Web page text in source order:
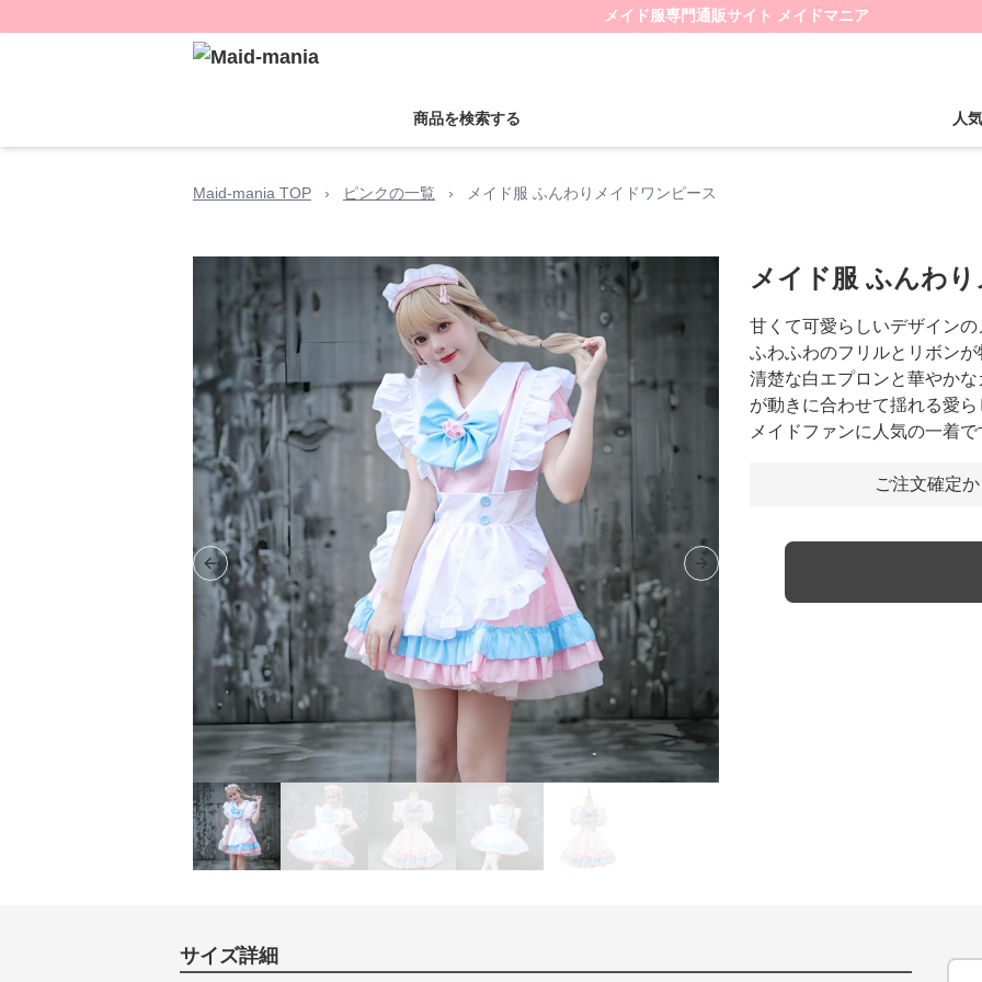
メイド服専門通販サイト メイドマニア
商品を検索する 人
Maid-mania TOP › ピンクの一覧 › メイド服 ふんわりメイドワンピース
Previous slide Next slide
メイド服 ふんわ
甘くて可愛らしいデザイン
ふわふわのフリルとリボン
清楚な白エプロンと華やか
が動きに合わせて揺れる愛
メイドファンに人気の一着で
ご注文確定
サイズ詳細